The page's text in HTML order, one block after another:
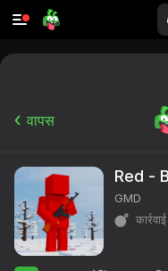
वापस
Red -
GMD
कार्रवाई